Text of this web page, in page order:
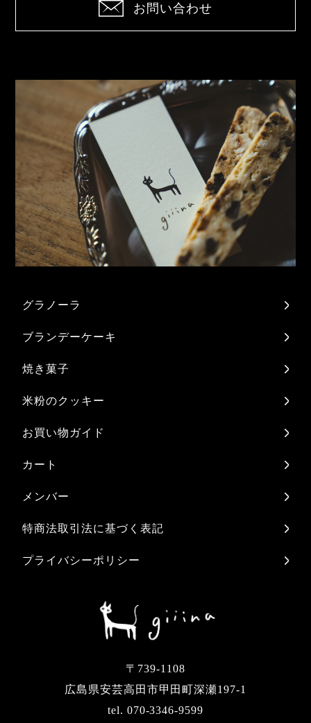
お問い合わせ
グラノーラ
ブランデーケーキ
焼き菓子
米粉のクッキー
お買い物ガイド
カート
メンバー
特商法取引法に基づく表記
プライバシーポリシー
〒739-1108
広島県安芸高田市甲田町深瀬197-1
tel. 070-3346-9599